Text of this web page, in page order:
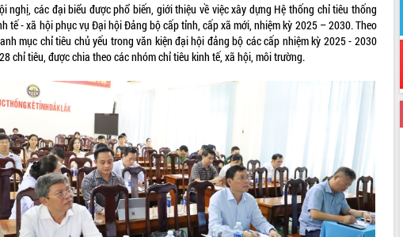
nghị, các đại biểu được phổ biến, giới thiệu về việc xây dựng Hệ thống chỉ tiêu thống
tế - xã hội phục vụ Đại hội Đảng bộ cấp tỉnh, cấp xã mới, nhiệm kỳ 2025 – 2030. Theo
mục chỉ tiêu chủ yếu trong văn kiện đại hội đảng bộ các cấp nhiệm kỳ 2025 - 2030
chỉ tiêu, được chia theo các nhóm chỉ tiêu kinh tế, xã hội, môi trường.